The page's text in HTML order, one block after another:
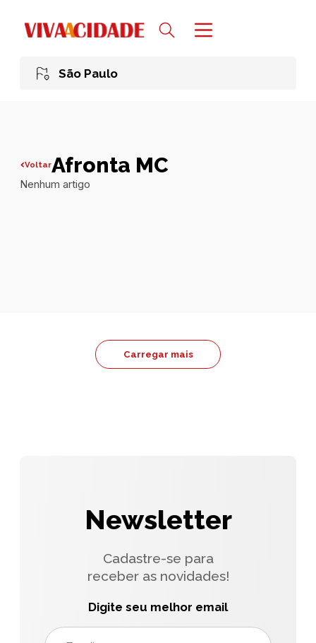
São Paulo
VoltarAfronta MC
Nenhum artigo
Carregar mais
Newsletter
Cadastre-se para
receber as novidades!
Digite seu melhor email